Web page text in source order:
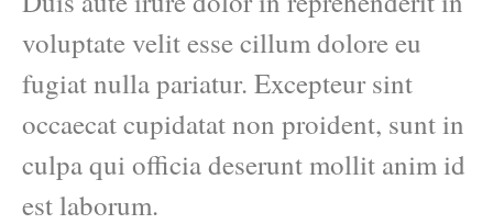
voluptate velit esse cillum dolore eu
fugiat nulla pariatur. Excepteur sint
occaecat cupidatat non proident, sunt in
culpa qui officia deserunt mollit anim id
est laborum.